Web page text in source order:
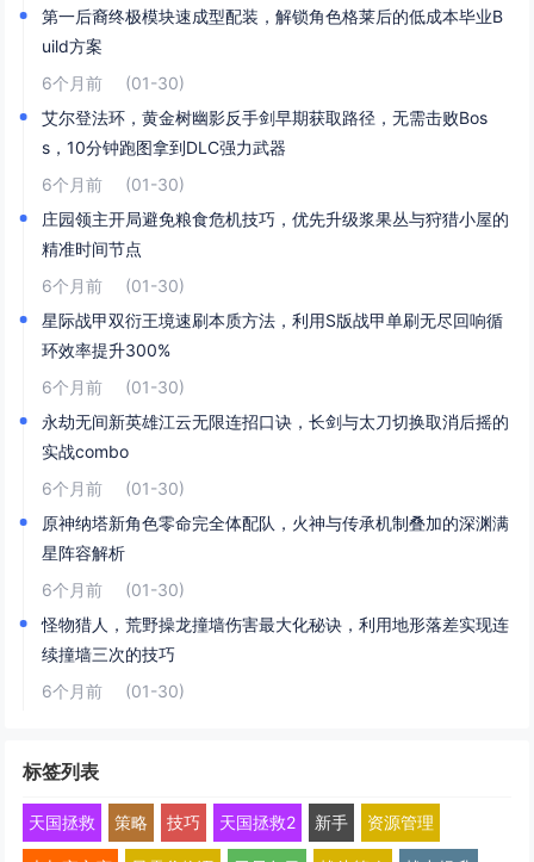
第一后裔终极模块速成型配装，解锁角色格莱后的低成本毕业B
uild方案
6个月前
(01-30)
艾尔登法环，黄金树幽影反手剑早期获取路径，无需击败Bos
s，10分钟跑图拿到DLC强力武器
6个月前
(01-30)
庄园领主开局避免粮食危机技巧，优先升级浆果丛与狩猎小屋的
精准时间节点
6个月前
(01-30)
星际战甲双衍王境速刷本质方法，利用S版战甲单刷无尽回响循
环效率提升300%
6个月前
(01-30)
永劫无间新英雄江云无限连招口诀，长剑与太刀切换取消后摇的
实战combo
6个月前
(01-30)
原神纳塔新角色零命完全体配队，火神与传承机制叠加的深渊满
星阵容解析
6个月前
(01-30)
怪物猎人，荒野操龙撞墙伤害最大化秘诀，利用地形落差实现连
续撞墙三次的技巧
6个月前
(01-30)
标签列表
天国拯救 策略 技巧 天国拯救2 新手 资源管理